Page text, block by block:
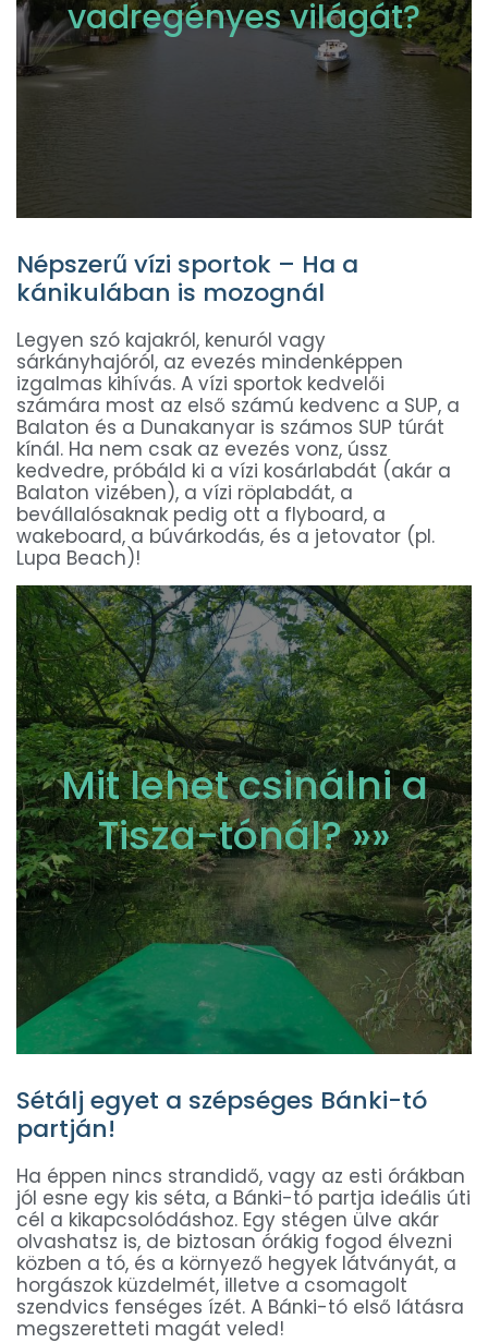
vadregényes világát?
Népszerű vízi sportok – Ha a
kánikulában is mozognál
Legyen szó kajakról, kenuról vagy
sárkányhajóról, az evezés mindenképpen
izgalmas kihívás. A vízi sportok kedvelői
számára most az első számú kedvenc a SUP, a
Balaton és a Dunakanyar is számos SUP túrát
kínál. Ha nem csak az evezés vonz, ússz
kedvedre, próbáld ki a vízi kosárlabdát (akár a
Balaton vizében), a vízi röplabdát, a
bevállalósaknak pedig ott a flyboard, a
wakeboard, a búvárkodás, és a jetovator (pl.
Lupa Beach)!
Mit lehet csinálni a
Tisza-tónál? »»
Sétálj egyet a szépséges Bánki-tó
partján!
Ha éppen nincs strandidő, vagy az esti órákban
jól esne egy kis séta, a Bánki-tó partja ideális úti
cél a kikapcsolódáshoz. Egy stégen ülve akár
olvashatsz is, de biztosan órákig fogod élvezni
közben a tó, és a környező hegyek látványát, a
horgászok küzdelmét, illetve a csomagolt
szendvics fenséges ízét. A Bánki-tó első látásra
megszeretteti magát veled!